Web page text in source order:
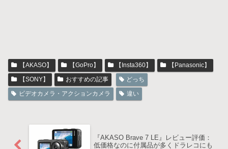
【AKASO】 【GoPro】 【Insta360】
【Panasonic】
【SONY】
おすすめの記事
どっち
ビデオカメラ・アクションカメラ
違い
『AKASO Brave 7 LE』レビュー評価：
低価格なのに付属品が多くドラレコにも